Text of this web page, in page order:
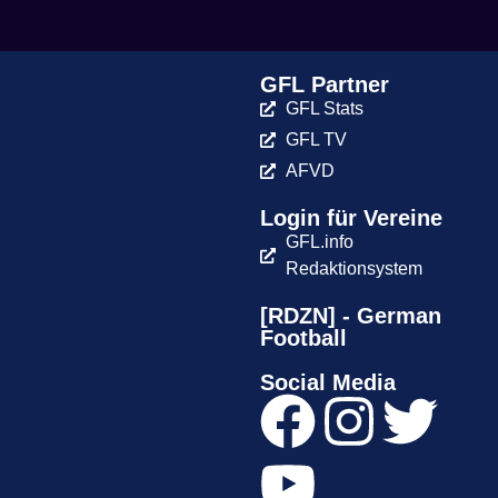
GFL Partner
GFL Stats
GFL TV
AFVD
Login für Vereine
GFL.info
Redaktionsystem
[RDZN] - German
Football
Social Media